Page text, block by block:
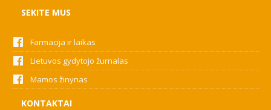
SEKITE MUS
Farmacija ir laikas
Lietuvos gydytojo žurnalas
Mamos žinynas
KONTAKTAI